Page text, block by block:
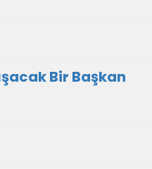
Bir Başkan